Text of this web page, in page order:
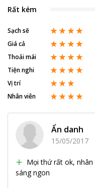
Rất kém
Sạch sẽ
Giá cả
Thoải mái
Tiện nghi
Vị trí
Nhân viên
Ẩn danh
15/05/2017
Mọi thứ rất ok,
sáng ngon